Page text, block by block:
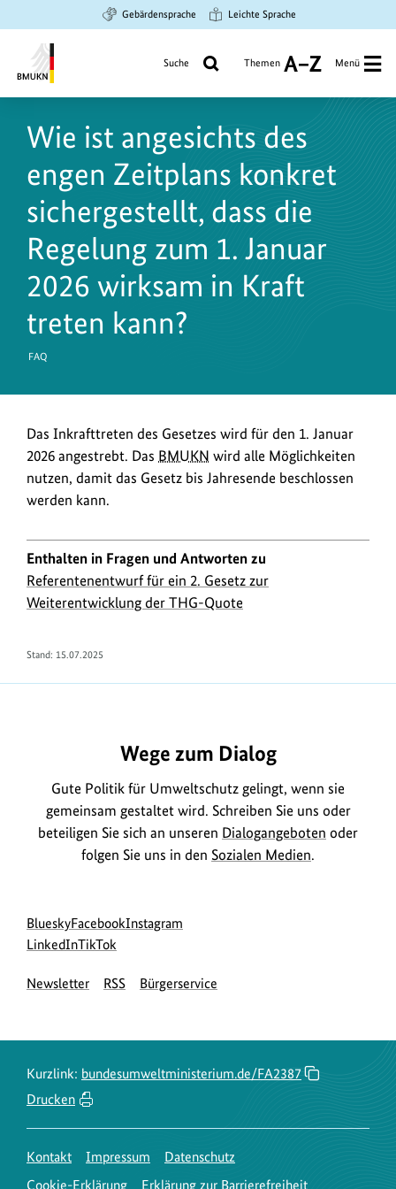
Hauptinhalt
springen
Suche
springen
Hauptnavigation
springen
Gebärdensprache Leichte Sprache
Umwelt,
Naturschutz
nukleare
Sicherheit
Suche Themen
A
Z
Menü
Wie ist angesichts des
engen Zeitplans konkret
sichergestellt, dass die
Regelung zum 1. Januar
2026 wirksam in Kraft
treten kann?
FAQ
Das Inkrafttreten des Gesetzes wird für den 1. Januar
2026 angestrebt. Das BMUKN wird alle Möglichkeiten
nutzen, damit das Gesetz bis Jahresende beschlossen
werden kann.
Enthalten in Fragen und Antworten zu
Referentenentwurf für ein 2. Gesetz zur
Weiterentwicklung der THG-Quote
Stand: 15.07.2025
Wege zum Dialog
Gute Politik für Umweltschutz gelingt, wenn sie
gemeinsam gestaltet wird. Schreiben Sie uns oder
beteiligen Sie sich an unseren Dialogangeboten oder
folgen Sie uns in den Sozialen Medien.
Social
Media
Blueskyzur
Bluesky-
des
Facebookzur
des
Instagram
des
LinkedInzur
Seite
zur
Seite
TikTok
Newsletter RSS Bürgerservice
Kurzlink: bundesumweltministerium.de/FA2387
Drucken
Kontakt Impressum
Datenschutz
Cookie-Erklärung
Erklärung zur Barrierefreiheit